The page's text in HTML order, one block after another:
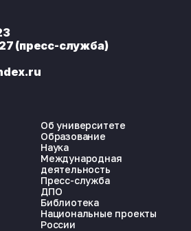
Об университете
Образование
Наука
Международная
деятельность
Пресс-служба
ДПО
Библиотека
Национальные проекты
России
(пресс-служба)